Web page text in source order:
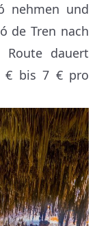
nehmen und
de Tren nach
Route dauert
€ bis 7 € pro